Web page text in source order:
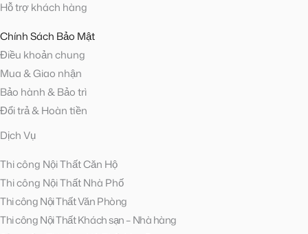
Hỗ trợ khách hàng
Chính Sách Bảo Mật
Điều khoản chung
Mua & Giao nhận
Bảo hành & Bảo trì
Đổi trả & Hoàn tiền
Dịch Vụ
Thi công Nội Thất Căn Hộ
Thi công Nội Thất Nhà Phố
Thi công Nội Thất Văn Phòng
Thi công Nội Thất Khách sạn – Nhà hàng